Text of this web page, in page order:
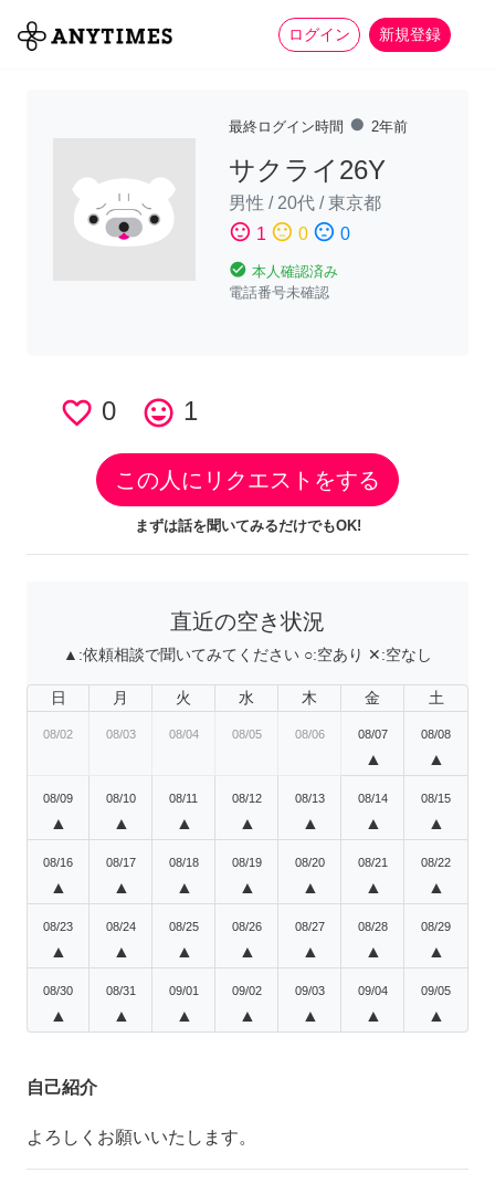
ログイン 新規登録
全て 家事 more_horiz
最終ログイン時間 fiber_manual_record 2年前
サクライ26Y
男性 / 20代 /東京都
sentiment_satisfied 1 sentiment_neutral 0 sentiment_dissatisfied 0
check_circle 本人確認済み
電話番号未確認
favorite_border 0 tag_faces 1
この人にリクエストをする
まずは話を聞いてみるだけでもOK!
直近の空き状況
▲:依頼相談で聞いてみてください ○:空あり ✕:空なし
日 月 火 水 木 金 土
08/02 08/03 08/04 08/05 08/06 08/07
▲
08/08
▲
08/09
▲
08/10
▲
08/11
▲
08/12
▲
08/13
▲
08/14
▲
08/15
▲
08/16
▲
08/17
▲
08/18
▲
08/19
▲
08/20
▲
08/21
▲
08/22
▲
08/23
▲
08/24
▲
08/25
▲
08/26
▲
08/27
▲
08/28
▲
08/29
▲
08/30
▲
08/31
▲
09/01
▲
09/02
▲
09/03
▲
09/04
▲
09/05
▲
自己紹介
よろしくお願いいたします。